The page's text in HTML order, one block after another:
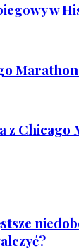
w
Marathon
z Chicago